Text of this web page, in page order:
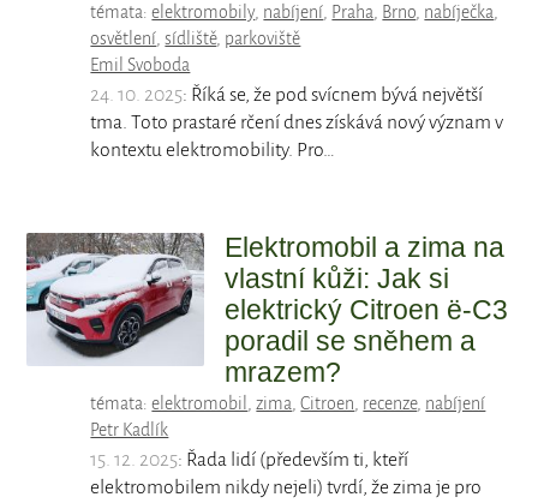
témata:elektromobily, nabíjení, Praha, Brno, nabíječka,
osvětlení,sídliště, parkoviště
Emil Svoboda
24. 10. 2025: Říká se, že pod svícnem bývá největší
tma. Toto prastaré rčení dnes získává nový význam v
kontextu elektromobility. Pro…
Elektromobil a zima na
vlastní kůži: Jak si
elektrický Citroen ë-C3
poradil se sněhem a
mrazem?
témata:elektromobil ,zima,Citroen, recenze, nabíjení
Petr Kadlík
15. 12. 2025: Řada lidí (především ti, kteří
elektromobilem nikdy nejeli) tvrdí, že zima je pro